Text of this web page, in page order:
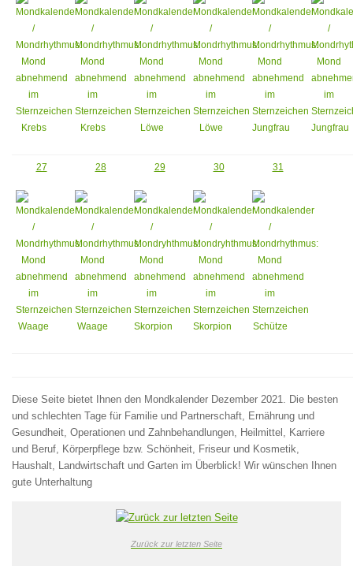
27 28 29 30 31
Diese Seite bietet Ihnen den Mondkalender Dezember 2021. Die besten
und schlechten Tage für Familie und Partnerschaft, Ernährung und
Gesundheit, Operationen und Zahnbehandlungen, Heilmittel, Karriere
und Beruf, Körperpflege bzw. Schönheit, Friseur und Kosmetik,
Haushalt, Landwirtschaft und Garten im Überblick! Wir wünschen Ihnen
gute Unterhaltung
Zurück zur letzten Seite